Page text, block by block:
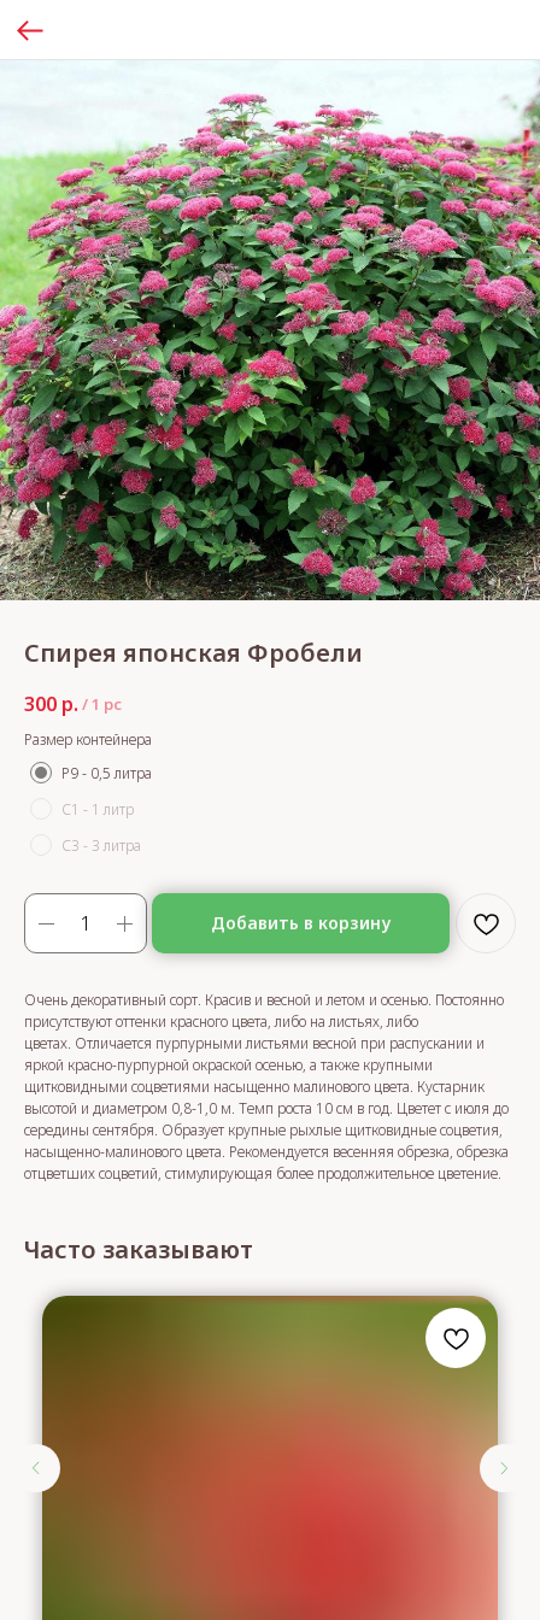
Спирея японская Фробели
300 р. /1 pc
Размер контейнера
Р9 - 0,5 литра
С1 - 1 литр
С3 - 3 литра
Добавить в корзину
Очень декоративный сорт. Красив и весной и летом и осенью. Постоянно
присутствуют оттенки красного цвета, либо на листьях, либо
цветах. Отличается пурпурными листьями весной при распускании и
яркой красно-пурпурной окраской осенью, а также крупными
щитковидными соцветиями насыщенно малинового цвета. Кустарник
высотой и диаметром 0,8-1,0 м. Темп роста 10 см в год. Цветет с июля до
середины сентября. Образует крупные рыхлые щитковидные соцветия,
насыщенно-малинового цвета. Рекомендуется весенняя обрезка, обрезка
отцветших соцветий, стимулирующая более продолжительное цветение.
Часто заказывают